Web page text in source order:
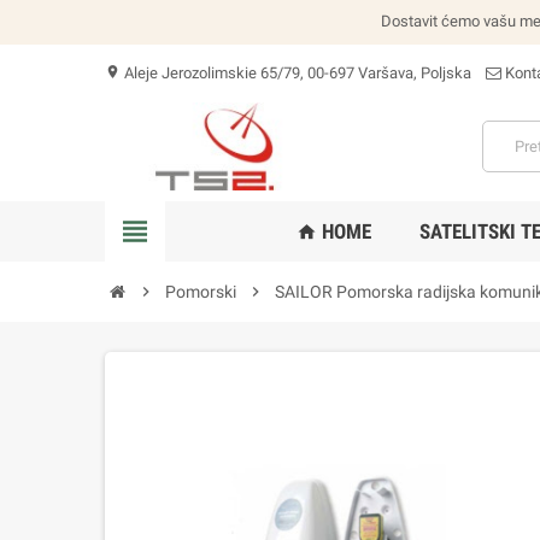
Dostavit ćemo vašu
location_on Aleje Jerozolimskie 65/79, 00-697 Varšava, Poljska
view_headline home HOME SATELITSKI
chevron_right Pomorski chevron_right SAILOR Pomorska radijska